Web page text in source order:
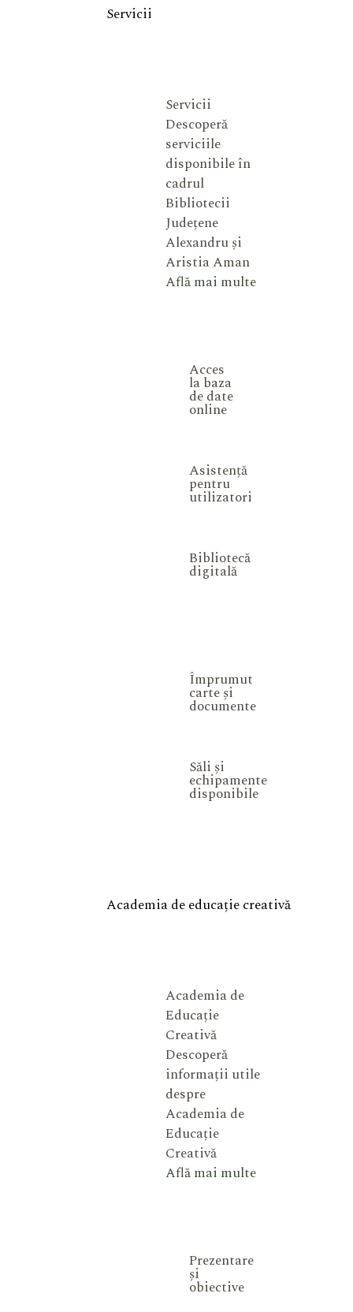
Servicii
Servicii
Descoperă
serviciile
disponibile în
cadrul
Bibliotecii
Județene
Alexandru și
Aristia Aman
Află mai multe
Acces
la baza
de date
online
Asistență
pentru
utilizatori
Bibliotecă
digitală
Împrumut
carte și
documente
Săli și
echipamente
disponibile
Academia de educație creativă
Academia de
Educație
Creativă
Descoperă
informații utile
despre
Academia de
Educație
Creativă
Află mai multe
Prezentare
și
obiective